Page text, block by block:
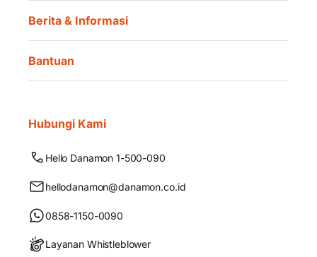
Berita & Informasi
Bantuan
Hubungi Kami
Hello Danamon 1-500-090
hellodanamon@danamon.co.id
0858-1150-0090
Layanan Whistleblower